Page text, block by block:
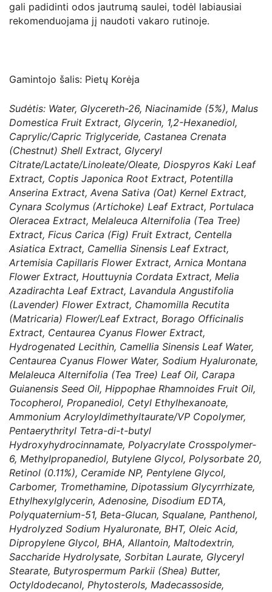
gali padidinti odos jautrumą saulei, todėl labiausiai
rekomenduojama jį naudoti vakaro rutinoje.
Gamintojo šalis: Pietų Korėja
Sudėtis: Water, Glycereth-26, Niacinamide (5%), Malus
Domestica Fruit Extract, Glycerin, 1,2-Hexanediol,
Caprylic/Capric Triglyceride, Castanea Crenata
(Chestnut) Shell Extract, Glyceryl
Citrate/Lactate/Linoleate/Oleate, Diospyros Kaki Leaf
Extract, Coptis Japonica Root Extract, Potentilla
Anserina Extract, Avena Sativa (Oat) Kernel Extract,
Cynara Scolymus (Artichoke) Leaf Extract, Portulaca
Oleracea Extract, Melaleuca Alternifolia (Tea Tree)
Extract, Ficus Carica (Fig) Fruit Extract, Centella
Asiatica Extract, Camellia Sinensis Leaf Extract,
Artemisia Capillaris Flower Extract, Arnica Montana
Flower Extract, Houttuynia Cordata Extract, Melia
Azadirachta Leaf Extract, Lavandula Angustifolia
(Lavender) Flower Extract, Chamomilla Recutita
(Matricaria) Flower/Leaf Extract, Borago Officinalis
Extract, Centaurea Cyanus Flower Extract,
Hydrogenated Lecithin, Camellia Sinensis Leaf Water,
Centaurea Cyanus Flower Water, Sodium Hyaluronate,
Melaleuca Alternifolia (Tea Tree) Leaf Oil, Carapa
Guianensis Seed Oil, Hippophae Rhamnoides Fruit Oil,
Tocopherol, Propanediol, Cetyl Ethylhexanoate,
Ammonium Acryloyldimethyltaurate/VP Copolymer,
Pentaerythrityl Tetra-di-t-butyl
Hydroxyhydrocinnamate, Polyacrylate Crosspolymer-
6, Methylpropanediol, Butylene Glycol, Polysorbate 20,
Retinol (0.11%), Ceramide NP, Pentylene Glycol,
Carbomer, Tromethamine, Dipotassium Glycyrrhizate,
Ethylhexylglycerin, Adenosine, Disodium EDTA,
Polyquaternium-51, Beta-Glucan, Squalane, Panthenol,
Hydrolyzed Sodium Hyaluronate, BHT, Oleic Acid,
Dipropylene Glycol, BHA, Allantoin, Maltodextrin,
Saccharide Hydrolysate, Sorbitan Laurate, Glyceryl
Stearate, Butyrospermum Parkii (Shea) Butter,
Octyldodecanol, Phytosterols, Madecassoside,